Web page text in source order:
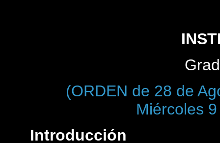
(ORDEN de 28 de
Miércoles
Introducción